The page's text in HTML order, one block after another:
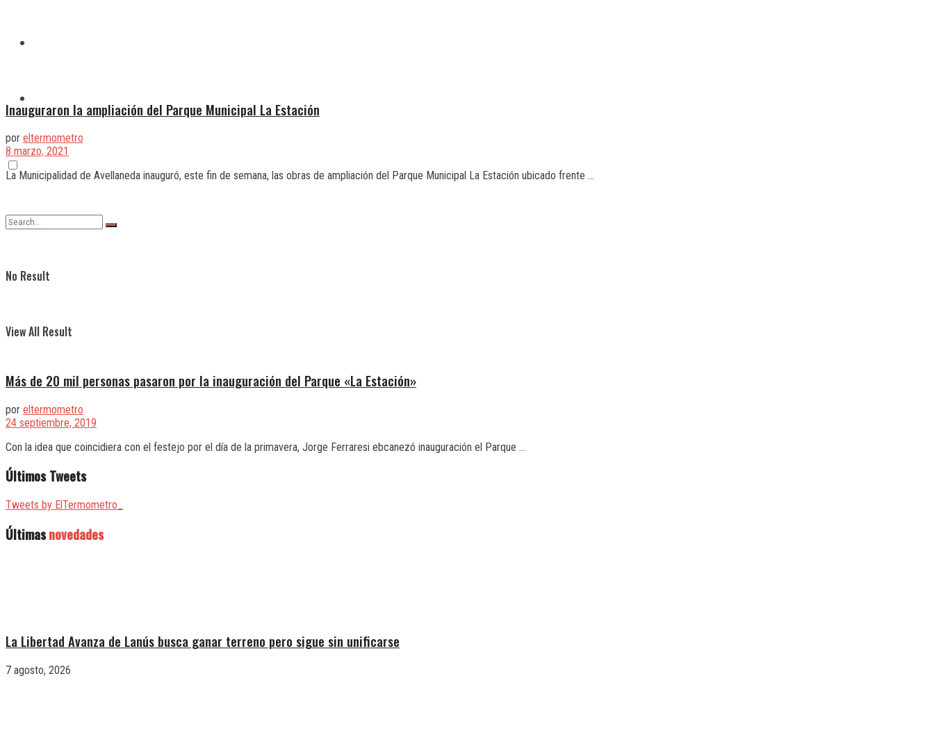
No Result
View All Result
Inauguraron la ampliación del Parque Municipal La Estación
por eltermometro
8 marzo, 2021
La Municipalidad de Avellaneda inauguró, este fin de semana, las obras de ampliación del Parque Municipal La Estación ubicado frente ...
Más de 20 mil personas pasaron por la inauguración del Parque «La Estación»
por eltermometro
24 septiembre, 2019
Con la idea que coincidiera con el festejo por el día de la primavera, Jorge Ferraresi ebcanezó inauguración el Parque ...
Últimos Tweets
Tweets by ElTermometro_
Últimasnovedades
La Libertad Avanza de Lanús busca ganar terreno pero sigue sin unificarse
7 agosto, 2026